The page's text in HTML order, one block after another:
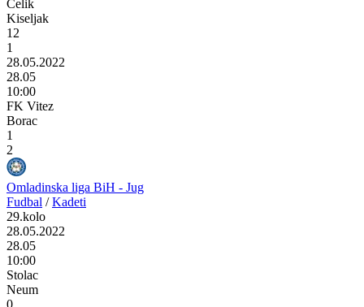
Čelik
Kiseljak
12
1
28.05.2022
28.05
10:00
FK Vitez
Borac
1
2
Omladinska liga BiH - Jug
Fudbal / Kadeti
29.kolo
28.05.2022
28.05
10:00
Stolac
Neum
0